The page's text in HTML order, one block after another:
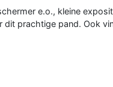
e.o., kleine
dit prachtige pand. Ook